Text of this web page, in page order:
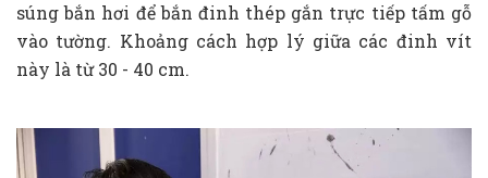
súng bắn hơi để bắn đinh thép gắn trực tiếp tấm gỗ
vào tường. Khoảng cách hợp lý giữa các đinh vít
này là từ 30 - 40 cm.